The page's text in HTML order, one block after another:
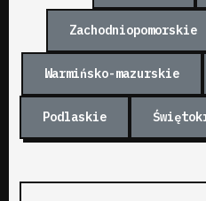
Zachodniopomorskie
Warmińsko-mazurskie
Podlaskie